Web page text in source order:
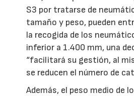
S3 por tratarse de
tamaño y peso, pueden
la recogida de los
inferior a 1.400 mm, una
“facilitará su gestión, al
se reducen el número de
Además, el peso medio de